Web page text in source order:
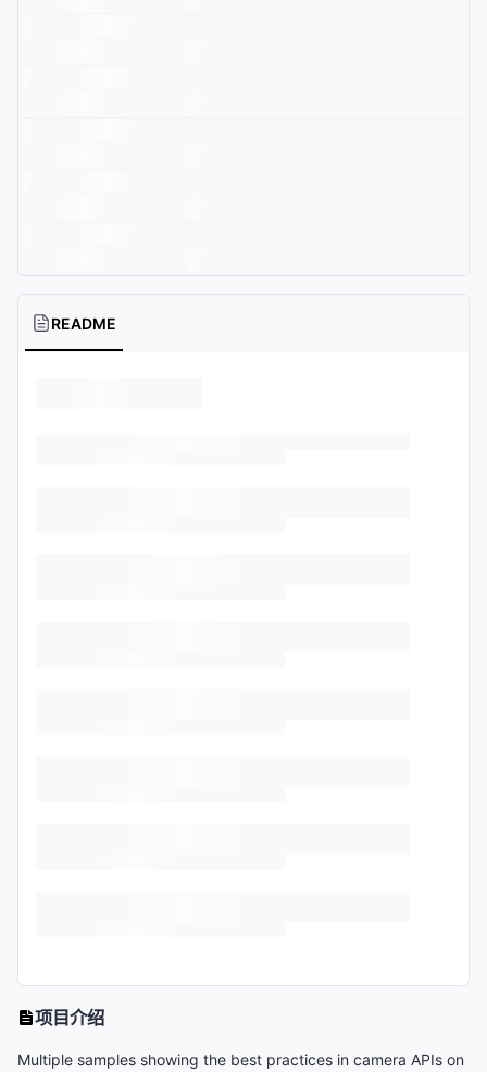
README
项目介绍
Multiple samples showing the best practices in camera APIs on